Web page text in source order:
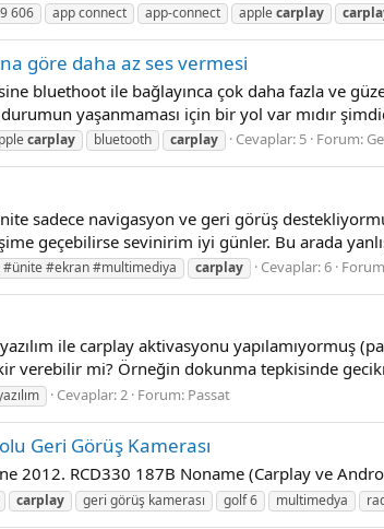
606 app connect app-connect applecarplay
göre daha az ses vermesi
bluethoot ile bağlayınca çok daha fazla ve
yaşanmaması için bir yol var mıdır
carplay bluetooth carplay Cevaplar: 5 Forum:
sadece navigasyon ve geri görüş
geçebilirse sevinirim iyi günler. Bu arada
#ekran #multimediya carplay Cevaplar: 6
ile carplay aktivasyonu yapılamıyormuş
verebilir mi? Örneğin dokunma tepkisinde
Cevaplar: 2 Forum: Passat
Geri Görüş Kamerası
2012. RCD330 187B Noname (Carplay ve
carplay geri görüş kamerası golf 6 multimedya